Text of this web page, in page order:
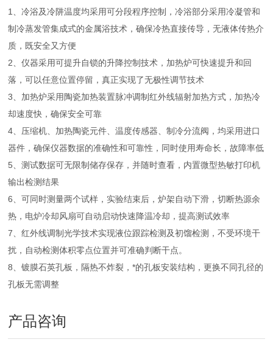
1、冷浴及冷阱温度均采用可分段程序控制，冷浴部分采用冷凝管和
制冷蒸发管集成式的金属浴技术，确保冷热直接传导，无液体传热介
质，既安全又方便
2、仪器采用可提升自锁的升降控制技术，加热炉可快速提升和回
落，可以任意位置停留，真正实现了无极性调节技术
3、加热炉采用陶瓷加热装置脉冲调制红外线辐射加热方式，加热冷
却速度快，确保安全可靠
4、压缩机、加热陶瓷元件、温度传感器、制冷分流阀，均采用进口
器件，确保仪器数据的准确性和可靠性，同时使用寿命长，故障率低
5、测试数据可无限制储存保存，并随时查看，内置微型热敏打印机
输出检测结果
6、可同时测量两个试样，实验结束后，炉架自动下滑，切断热源余
热，电炉冷却风扇可自动启动快速降温冷却，提高测试效率
7、红外线调制光学技术实现液位跟踪检测及初馏检测，不受环境干
扰，自动检测体积零点位置并可准确判断干点。
8、镀膜石英孔板，隔热不炸裂，*的孔板安装结构，更换不同孔径的
孔板无需调整
产品咨询